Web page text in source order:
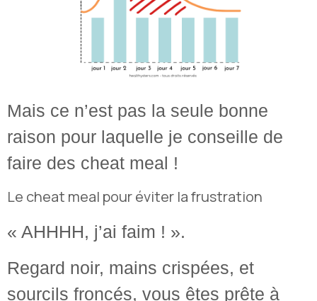
Mais ce n’est pas la seule bonne
raison pour laquelle je conseille de
faire des cheat meal !
Le cheat meal pour éviter la frustration
« AHHHH, j’ai faim ! ».
Regard noir, mains crispées, et
sourcils froncés, vous êtes prête à